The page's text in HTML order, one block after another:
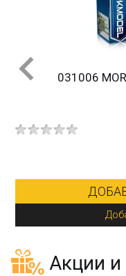
031006
Акции и